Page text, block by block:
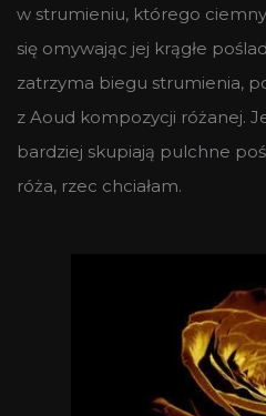
w strumieniu, którego
się omywając jej krągłe
zatrzyma biegu strumienia,
z Aoud kompozycji różanej.
bardziej skupiają pulchne
róża, rzec chciałam.